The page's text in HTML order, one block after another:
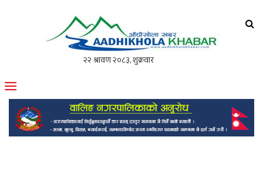
मोफसलकै लोकप्रिय अनलाइन पत्रिका